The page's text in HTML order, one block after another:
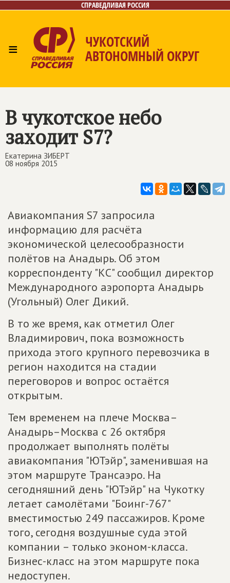
СПРАВЕДЛИВАЯ РОССИЯ
≡ ЧУКОТСКИЙ
АВТОНОМНЫЙ ОКРУГ
В чукотское небо
заходит S7?
Екатерина ЗИБЕРТ
08 ноября 2015
Авиакомпания S7 запросила
информацию для расчёта
экономической целесообразности
полётов на Анадырь. Об этом
корреспонденту "КС" сообщил директор
Международного аэропорта Анадырь
(Угольный) Олег Дикий.
В то же время, как отметил Олег
Владимирович, пока возможность
прихода этого крупного перевозчика в
регион находится на стадии
переговоров и вопрос остаётся
открытым.
Тем временем на плече Москва–
Анадырь–Москва с 26 октября
продолжает выполнять полёты
авиакомпания "ЮТэйр", заменившая на
этом маршруте Трансаэро. На
сегодняшний день "ЮТэйр" на Чукотку
летает самолётами "Боинг-767"
вместимостью 249 пассажиров. Кроме
того, сегодня воздушные суда этой
компании – только эконом-класса.
Бизнес-класс на этом маршруте пока
недоступен.